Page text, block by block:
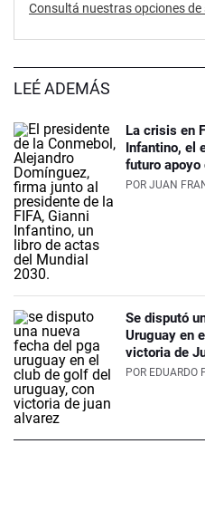
Consultá nuestras opciones de
LEÉ ADEMÁS
La crisis en
Infantino, el
futuro apoyo
POR JUAN
Se disputó
Uruguay en
victoria de
POR EDUARDO